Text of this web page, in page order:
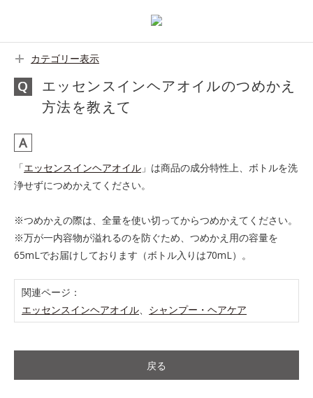
カテゴリー表示
エッセンスインヘアオイルのつめかえ
方法を教えて
「エッセンスインヘアオイル 」は商品の成分特性上、ボトルを洗
浄せずにつめかえてください。
※つめかえの際は、全量を使い切ってからつめかえてください。
※万が一内容物が溢れるのを防ぐため、つめかえ用の容量を
65mLでお届けしております（ボトル入りは70mL）。
関連ページ：
エッセンスインヘアオイル、 シャンプー・ヘアケア
戻る